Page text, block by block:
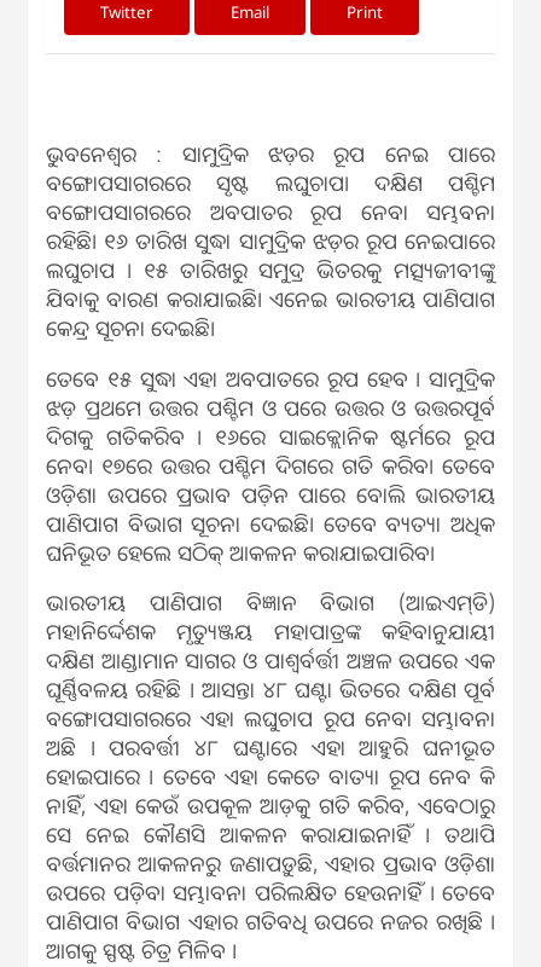
Twitter Email Print
ଭୁବନେଶ୍ବର : ସାମୁଦ୍ରିକ ଝଡ଼ର ରୂପ ନେଇ ପାରେ
ବଙ୍ଗୋପସାଗରରେ ସୃଷ୍ଟ ଲଘୁଚାପ। ଦକ୍ଷିଣ ପଶ୍ଚିମ
ବଙ୍ଗୋପସାଗରରେ ଅବପାତର ରୂପ ନେବା ସମ୍ଭବନା
ରହିଛି। ୧୬ ତାରିଖ ସୁଦ୍ଧା ସାମୁଦ୍ରିକ ଝଡ଼ର ରୂପ ନେଇପାରେ
ଲଘୁଚାପ । ୧୫ ତାରିଖରୁ ସମୁଦ୍ର ଭିତରକୁ ମତ୍ସ୍ୟଜୀବୀଙ୍କୁ
ଯିବାକୁ ବାରଣ କରାଯାଇଛି। ଏନେଇ ଭାରତୀୟ ପାଣିପାଗ
କେନ୍ଦ୍ର ସୂଚନା ଦେଇଛି।
ତେବେ ୧୫ ସୁଦ୍ଧା ଏହା ଅବପାତରେ ରୂପ ହେବ । ସାମୁଦ୍ରିକ
ଝଡ଼ ପ୍ରଥମେ ଉତ୍ତର ପଶ୍ଚିମ ଓ ପରେ ଉତ୍ତର ଓ ଉତ୍ତରପୂର୍ବ
ଦିଗକୁ ଗତିକରିବ । ୧୬ରେ ସାଇକ୍ଲୋନିକ ଷ୍ଟର୍ମରେ ରୂପ
ନେବ। ୧୭ରେ ଉତ୍ତର ପଶ୍ଚିମ ଦିଗରେ ଗତି କରିବ। ତେବେ
ଓଡ଼ିଶା ଉପରେ ପ୍ରଭାବ ପଡ଼ିନ ପାରେ ବୋଲି ଭାରତୀୟ
ପାଣିପାଗ ବିଭାଗ ସୂଚନା ଦେଇଛି। ତେବେ ବ୍ୟତ୍ୟା ଅଧିକ
ଘନିଭୂତ ହେଲେ ସଠିକ୍ ଆକଳନ କରାଯାଇପାରିବ।
ଭାରତୀୟ ପାଣିପାଗ ବିଜ୍ଞାନ ବିଭାଗ (ଆଇଏମ୍‌ଡି)
ମହାନିର୍ଦ୍ଦେଶକ ମୃତ୍ୟୁଞ୍ଜୟ ମହାପାତ୍ରଙ୍କ କହିବାନୁଯାୟୀ
ଦକ୍ଷିଣ ଆଣ୍ଡାମାନ ସାଗର ଓ ପାଶ୍ୱର୍ବର୍ତ୍ତୀ ଅଞ୍ଚଳ ଉପରେ ଏକ
ଘୂର୍ଣ୍ଣିବଳୟ ରହିଛି । ଆସନ୍ତା ୪୮ ଘଣ୍ଟା ଭିତରେ ଦକ୍ଷିଣ ପୂର୍ବ
ବଙ୍ଗୋପସାଗରରେ ଏହା ଲଘୁଚାପ ରୂପ ନେବା ସମ୍ଭାବନା
ଅଛି । ପରବର୍ତ୍ତୀ ୪୮ ଘଣ୍ଟାରେ ଏହା ଆହୁରି ଘନୀଭୂତ
ହୋଇପାରେ । ତେବେ ଏହା କେତେ ବାତ୍ୟା ରୂପ ନେବ କି
ନାହିଁ, ଏହା କେଉଁ ଉପକୂଳ ଆଡ଼କୁ ଗତି କରିବ, ଏବେଠାରୁ
ସେ ନେଇ କୌଣସି ଆକଳନ କରାଯାଇନାହିଁ । ତଥାପି
ବର୍ତ୍ତମାନର ଆକଳନରୁ ଜଣାପଡ଼ୁଛି, ଏହାର ପ୍ରଭାବ ଓଡ଼ିଶା
ଉପରେ ପଡ଼ିବା ସମ୍ଭାବନା ପରିଲକ୍ଷିତ ହେଉନାହିଁ । ତେବେ
ପାଣିପାଗ ବିଭାଗ ଏହାର ଗତିବଧି ଉପରେ ନଜର ରଖିଛି ।
ଆଗକୁ ସ୍ପଷ୍ଟ ଚିତ୍ର ମିିଳିବ ।